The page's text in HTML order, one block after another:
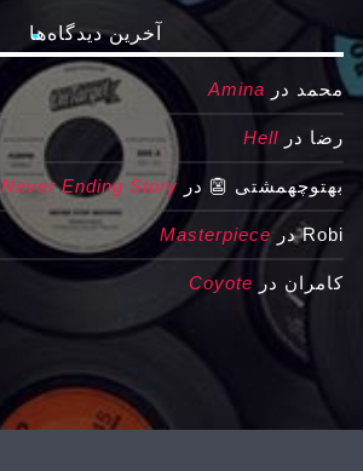
آخرین دیدگاه‌ها
محمد در Amina
رضا در Hell
بهتوچهمشتی 👺 در Never Ending Story
Robiدر Masterpiece
کامران در Coyote